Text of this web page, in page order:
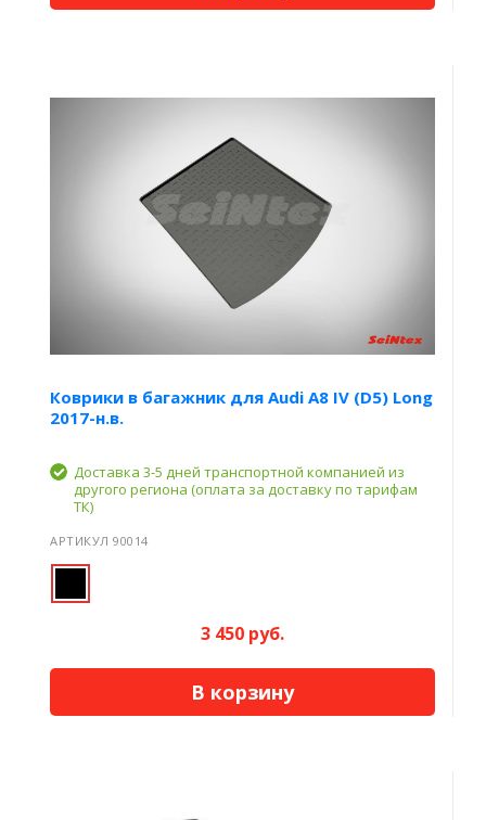
Коврики в багажник для Audi A8 IV (D5) Long
2017-н.в.
Доставка 3-5 дней транспортной компанией из
другого региона (оплата за доставку по тарифам
ТК)
АРТИКУЛ 90014
3 450 руб.
В корзину